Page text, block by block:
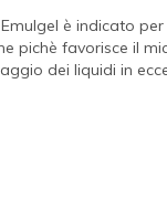
è indicato
pichè favorisce il
dei liquidi in